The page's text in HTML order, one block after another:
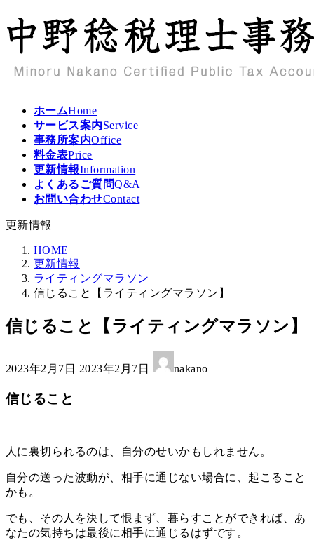
ン
テ
ツ
ビ
ゲ
シ
ホームHome
サービス案内Service
事務所案内Office
料金表Price
更新情報Information
よくあるご質問Q&A
お問い合わせContact
更新情報
HOME
更新情報
ライティングマラソン
信じること【ライティングマラソン】
信じること【ライティングマラソン】
2023年2月7日 終
:
2023年2月7日 nakano
信じること
人に裏切られるのは、自分のせいかもしれません。
自分の送った波動が、相手に通じない場合に、起こること
かも。
でも、その人を決して恨まず、暮らすことができれば、あ
なたの気持ちは最後に相手に通じるはずです。